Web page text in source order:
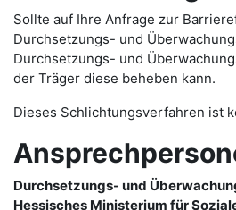
Sollte auf Ihre Anfrage zur
Durchsetzungs- und
Durchsetzungs- und
der Träger diese beheben kann.
Dieses Schlichtungsverfahren ist
Durchsetzungs- und
Hessisches Ministerium für